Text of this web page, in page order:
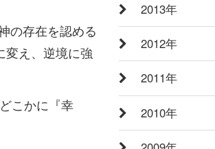
の存在を認める
変え、逆境に強
こかに『幸
2013年
2012年
2011年
2010年